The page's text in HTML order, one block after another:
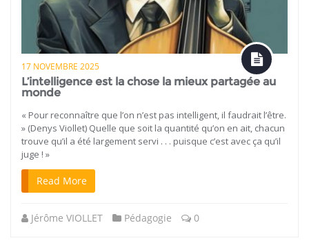
17 NOVEMBRE 2025
L’intelligence est la chose la mieux partagée au
monde
« Pour reconnaître que l’on n’est pas intelligent, il faudrait l’être.
» (Denys Viollet) Quelle que soit la quantité qu’on en ait, chacun
trouve qu’il a été largement servi . . . puisque c’est avec ça qu’il
juge ! »
Read More
Jérôme VIOLLET Pédagogie 0